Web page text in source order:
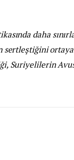
daha
Suriyelilerin